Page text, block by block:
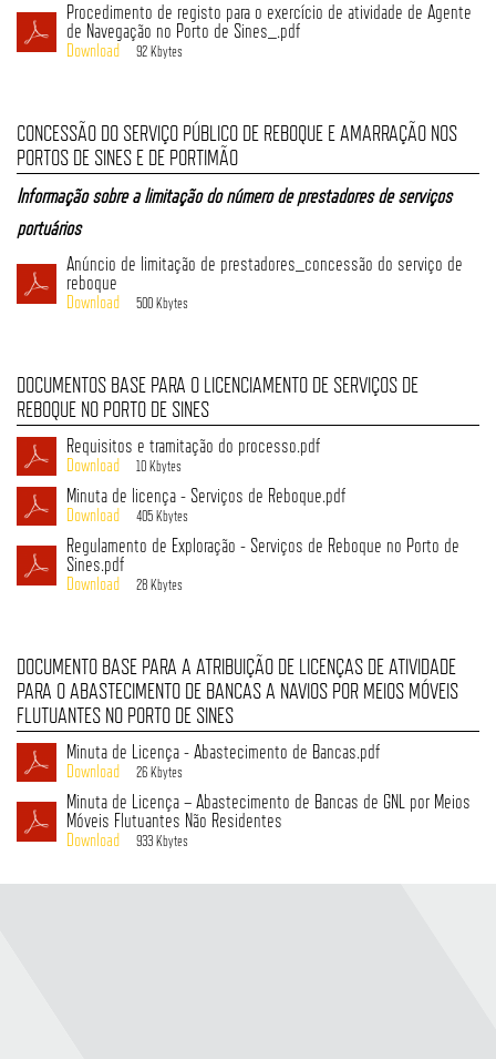
Procedimento de registo para o exercício de atividade de Agente
de Navegação no Porto de Sines_.pdf
92 Kbytes
CONCESSÃO DO SERVIÇO PÚBLICO DE REBOQUE E AMARRAÇÃO NOS
PORTOS DE SINES E DE PORTIMÃO
Informação sobre a limitação do número de prestadores de serviços
portuários
Anúncio de limitação de prestadores_concessão do serviço de
reboque
500 Kbytes
DOCUMENTOS BASE PARA O LICENCIAMENTO DE SERVIÇOS DE
REBOQUE NO PORTO DE SINES
Requisitos e tramitação do processo.pdf
10 Kbytes
Minuta de licença - Serviços de Reboque.pdf
405 Kbytes
Regulamento de Exploração - Serviços de Reboque no Porto de
Sines.pdf
28 Kbytes
DOCUMENTO BASE PARA A ATRIBUIÇÃO DE LICENÇAS DE ATIVIDADE
PARA O ABASTECIMENTO DE BANCAS A NAVIOS POR MEIOS MÓVEIS
FLUTUANTES NO PORTO DE SINES
Minuta de Licença - Abastecimento de Bancas.pdf
26 Kbytes
Minuta de Licença – Abastecimento de Bancas de GNL por Meios
Móveis Flutuantes Não Residentes
933 Kbytes